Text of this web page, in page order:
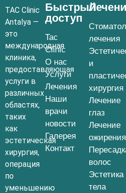
TAC Clinic
Antalya —
это
международная
клиника,
предоставляющая
услуги в
различных
областях,
таких
как
эстетическая
хирургия,
операция
по
уменьшению
Быстрый
доступ
Tac
Clinic
О нас
Услуги
Лечения
Наши
врачи
новости
Галерея
Контакт
лечения
и
хирургия
Лечение
глаз
Лечение
ожирения
волос
Эстетика
тела